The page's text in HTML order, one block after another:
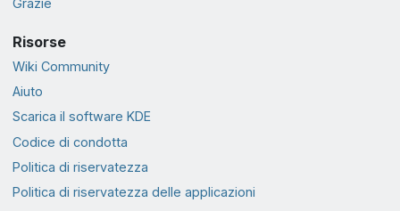
Grazie
Risorse
Wiki Community
Aiuto
Scarica il software KDE
Codice di condotta
Politica di riservatezza
Politica di riservatezza delle applicazioni